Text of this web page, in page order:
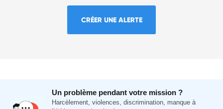
CRÉER UNE ALERTE
Un problème pendant votre mission ?
Harcèlement, violences, discrimination, manque à